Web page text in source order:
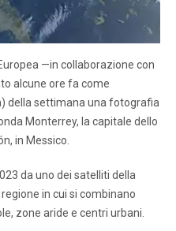
—in collaborazione con
alcune ore fa come
della settimana una fotografia
Monterrey, la capitale dello
in Messico.
da uno dei satelliti della
in cui si combinano
zone aride e centri urbani.